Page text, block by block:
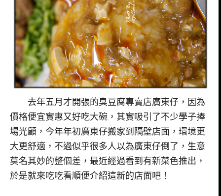
去年五月才開張的臭豆腐專賣店廣東仔，因為
價格便宜實惠又好吃大碗，其實吸引了不少學子捧
場光顧，今年年初廣東仔搬家到隔壁店面，環境更
大更舒適，不過似乎很多人以為廣東仔倒了，生意
莫名其妙的整個差，最近經過看到有新菜色推出，
於是就來吃吃看順便介紹這新的店面吧！